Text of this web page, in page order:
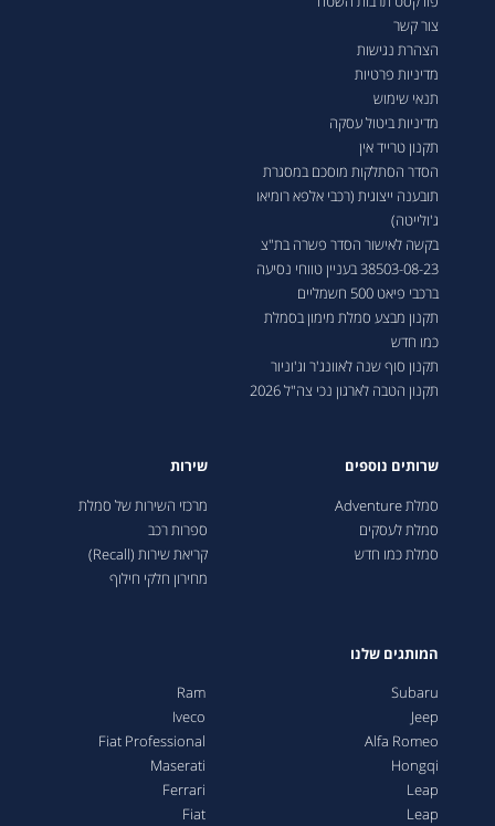
צור קשר
הצהרת נגישות
מדיניות פרטיות
תנאי שימוש
מדיניות ביטול עסקה
תקנון טרייד אין
הסדר הסתלקות מוסכם במסגרת
תובענה ייצוגית (רכבי אלפא רומיאו
ג'ולייטה)
בקשה לאישור הסדר פשרה בת"צ
38503-08-23 בעניין טווחי נסיעה
ברכבי פיאט 500 חשמליים
תקנון מבצע סמלת מימון בסמלת
כמו חדש
תקנון סוף שנה לאוונג'ר וג'וניור
תקנון הטבה לארגון נכי צה"ל 2026
שרותים נוספים
סמלת Adventure
סמלת לעסקים
סמלת כמו חדש
שירות
מרכזי השירות של סמלת
ספרות רכב
קריאת שירות (Recall)
מחירון חלקי חילוף
המותגים שלנו
Subaru
Jeep
Alfa Romeo
Hongqi
Leap
Leap
Ram
Iveco
Fiat Professional
Maserati
Ferrari
Fiat